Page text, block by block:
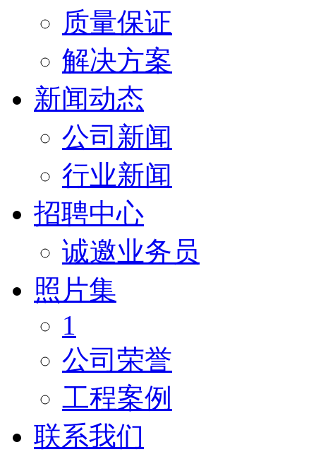
质量保证
解决方案
新闻动态
公司新闻
行业新闻
招聘中心
诚邀业务员
照片集
1
公司荣誉
工程案例
联系我们